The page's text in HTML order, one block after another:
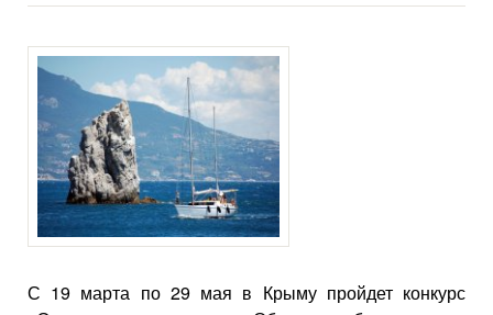
С 19 марта по 29 мая в Крыму пройдет конкурс